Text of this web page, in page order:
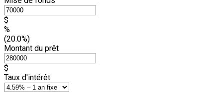
$
%
(20.0%)
Montant du prêt
$
Taux d'intérêt